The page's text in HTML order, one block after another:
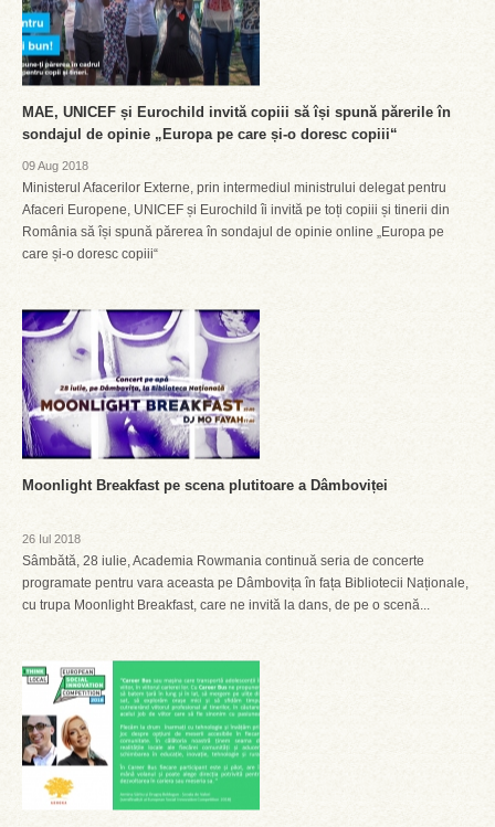
MAE, UNICEF și Eurochild invită copiii să își spună părerile în
sondajul de opinie „Europa pe care și-o doresc copiii“
09 Aug 2018
Ministerul Afacerilor Externe, prin intermediul ministrului delegat pentru
Afaceri Europene, UNICEF și Eurochild îi invită pe toți copiii și tinerii din
România să își spună părerea în sondajul de opinie online „Europa pe
care și-o doresc copiii“
Moonlight Breakfast pe scena plutitoare a Dâmboviței
26 Iul 2018
Sâmbătă, 28 iulie, Academia Rowmania continuă seria de concerte
programate pentru vara aceasta pe Dâmbovița în fața Bibliotecii Naționale,
cu trupa Moonlight Breakfast, care ne invită la dans, de pe o scenă...